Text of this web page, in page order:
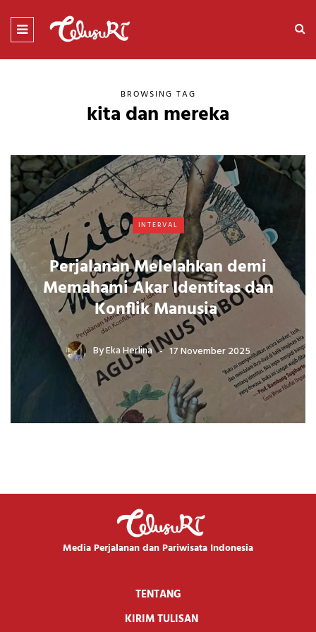
BROWSING TAG
kita dan mereka
INTERVAL
Perjalanan Melelahkan demi
Memahami Akar Identitas dan
Konflik Manusia
ByEka Herlina 17 November 2025
Media Perjalanan dan Pariwisata Indonesia
TENTANG
KIRIM TULISAN